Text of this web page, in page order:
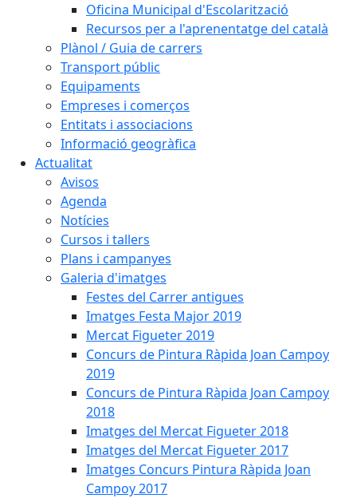
Oficina Municipal d'Escolarització
Recursos per a l'aprenentatge del català
Plànol / Guia de carrers
Transport públic
Equipaments
Empreses i comerços
Entitats i associacions
Informació geogràfica
Actualitat
Avisos
Agenda
Notícies
Cursos i tallers
Plans i campanyes
Galeria d'imatges
Festes del Carrer antigues
Imatges Festa Major 2019
Mercat Figueter 2019
Concurs de Pintura Ràpida Joan Campoy
2019
Concurs de Pintura Ràpida Joan Campoy
2018
Imatges del Mercat Figueter 2018
Imatges del Mercat Figueter 2017
Imatges Concurs Pintura Ràpida Joan
Campoy 2017